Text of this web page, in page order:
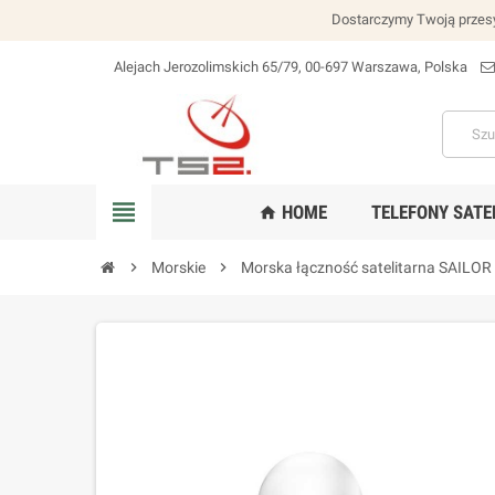
Dostarczymy Twoją
lokalizacja_na
Alejach Jerozolimskich 65/79, 00-697 Warszawa, Polska
view_headline home HOME TELEFONY
chevron_right Morskie chevron_right Morska łączność satelitarna SAILOR